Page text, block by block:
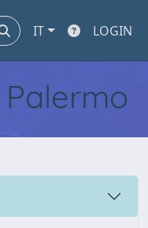
IT LOGIN